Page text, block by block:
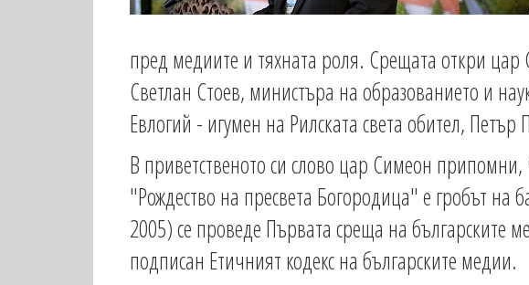
пред медиите и тяхната роля. Срещата откри
Светлан Стоев, министъра на образованието и
Евлогий - игумен на Рилската света обител,
В приветственото си слово цар Симеон припомни,
"Рождество на пресвета Богородица" е гробът на
2005) се проведе Първата среща на българските
подписан Етичният кодекс на българските медии.